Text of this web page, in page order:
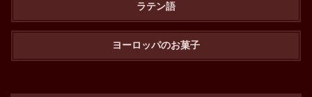
ラテン語
ヨーロッパのお菓子